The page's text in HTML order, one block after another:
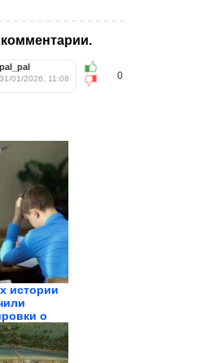
0
pal_pal
31/01/2026, 11:08
истории
о